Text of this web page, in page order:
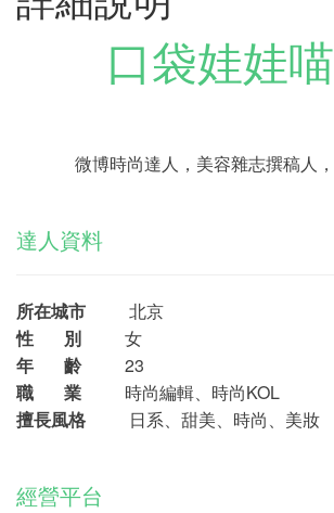
口袋娃娃
微博時尚達人，美容雜志撰稿人
達人資料
所在城市 北京
性 別 女
年 齡23
職 業 時尚編輯、時尚KOL
擅長風格 日系、甜美、時尚、美妝
經營平台